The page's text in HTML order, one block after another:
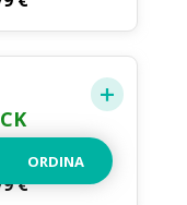
X
€
ORDINA